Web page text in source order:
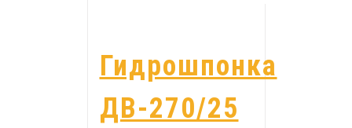
Гидрошпонка
ДВ-270/25